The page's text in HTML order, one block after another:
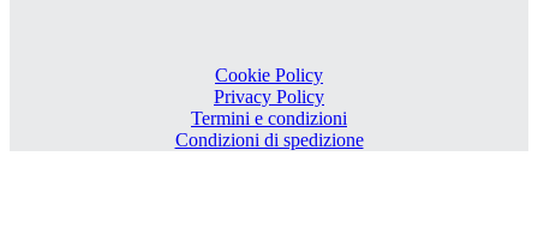
Cookie Policy
Privacy Policy
Termini e condizioni
Condizioni di spedizione